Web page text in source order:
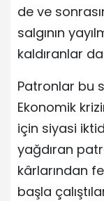
de ve
salgının
kaldıranlar
Patronlar bu
Ekonomik
için siyasi
yağdıran
kârlarından
başla